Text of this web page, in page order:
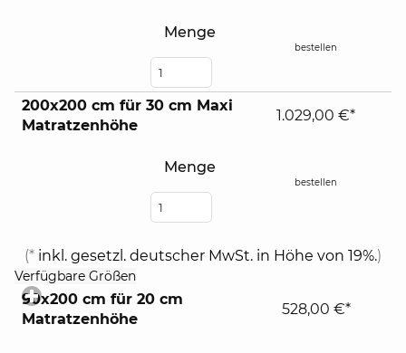
Menge
bestellen
200x200 cm für 30 cm Maxi
Matratzenhöhe
Menge
1.029,00 €*
bestellen
(* inkl. gesetzl. deutscher MwSt. in Höhe von 19%.)
Verfügbare Größen
to
expand
contents
90x200 cm für 20 cm
Matratzenhöhe
528,00 €*